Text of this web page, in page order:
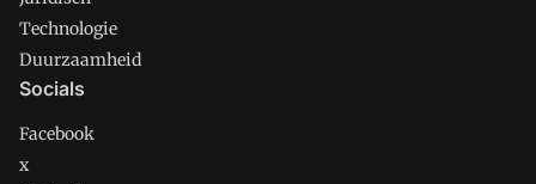
Technologie
Duurzaamheid
Socials
Facebook
x